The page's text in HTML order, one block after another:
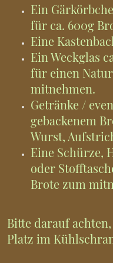
Ein
für ca. 600g
Eine
Ein Weckglas
für einen
mitnehmen.
Getränke /
gebackenem
Wurst,
Eine Schürze,
oder
Brote zum
Bitte darauf
Platz im